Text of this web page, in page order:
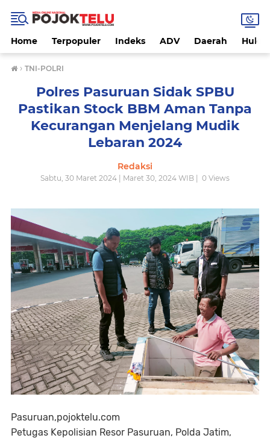
Home Terpopuler Indeks ADV Daerah
› TNI-POLRI
Polres Pasuruan Sidak SPBU
Pastikan Stock BBM Aman Tanpa
Kecurangan Menjelang Mudik
Lebaran 2024
Redaksi
Sabtu, 30 Maret 2024 | Maret 30, 2024 WIB | 0 Views
Pasuruan,pojoktelu.com
Petugas Kepolisian Resor Pasuruan, Polda Jatim,